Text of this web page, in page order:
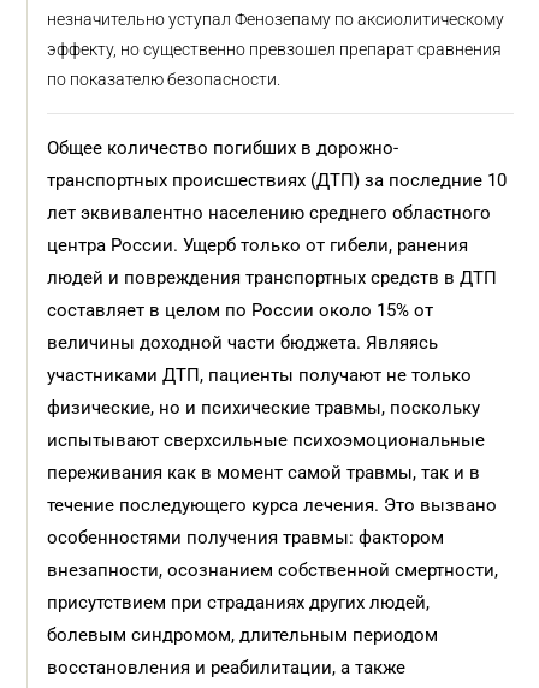
незначительно уступал Фенозепаму по аксиолитическому
эффекту, но существенно превзошел препарат сравнения
по показателю безопасности.
Общее количество погибших в дорожно-
транспортных происшествиях (ДТП) за последние 10
лет эквивалентно населению среднего областного
центра России. Ущерб только от гибели, ранения
людей и повреждения транспортных средств в ДТП
составляет в целом по России около 15% от
величины доходной части бюджета. Являясь
участниками ДТП, пациенты получают не только
физические, но и психические травмы, поскольку
испытывают сверхсильные психоэмоциональные
переживания как в момент самой травмы, так и в
течение последующего курса лечения. Это вызвано
особенностями получения травмы: фактором
внезапности, осознанием собственной смертности,
присутствием при страданиях других людей,
болевым синдромом, длительным периодом
восстановления и реабилитации, а также